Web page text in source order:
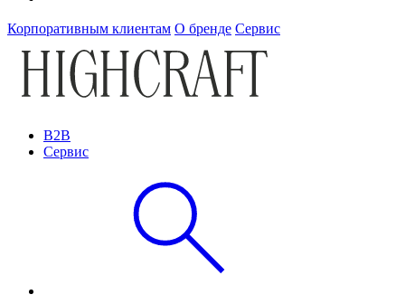
Корпоративным клиентам О бренде Сервис
B2B
Сервис